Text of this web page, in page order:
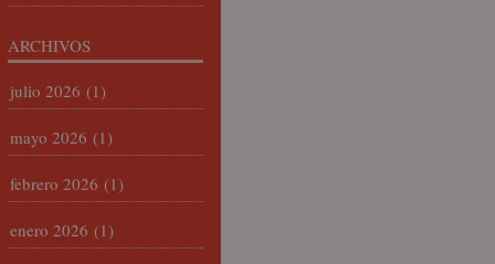
ARCHIVOS
julio 2026 (1)
mayo 2026 (1)
febrero 2026 (1)
enero 2026 (1)